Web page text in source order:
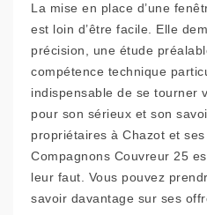
La mise en place d’une
est loin d’être facile. Elle
précision, une étude
compétence technique
indispensable de se tourner
pour son sérieux et son
propriétaires à Chazot et
Compagnons Couvreur 25
leur faut. Vous pouvez
savoir davantage sur ses